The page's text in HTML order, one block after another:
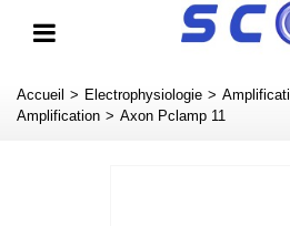
Accueil > Electrophysiologie >
Amplification > Axon Pclamp 11